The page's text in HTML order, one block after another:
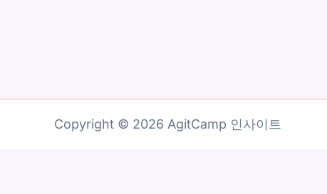
Copyright © 2026 AgitCamp 인사이트